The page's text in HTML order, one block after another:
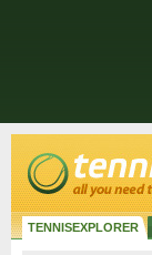
TENNISEXPLORER